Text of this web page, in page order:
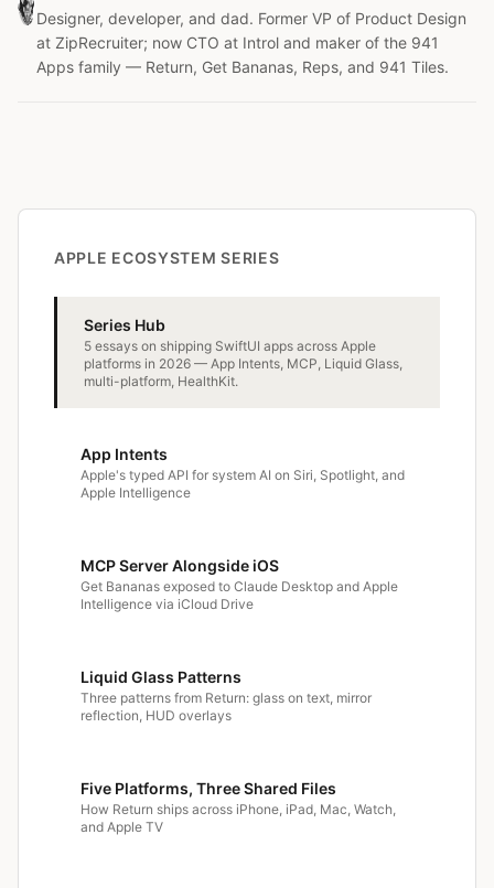
Designer, developer, and dad. Former VP of Product Design
at ZipRecruiter; now CTO at Introl and maker of the 941
Apps family — Return, Get Bananas, Reps, and 941 Tiles.
APPLE ECOSYSTEM SERIES
Series Hub
5 essays on shipping SwiftUI apps across Apple
platforms in 2026 — App Intents, MCP, Liquid Glass,
multi-platform, HealthKit.
App Intents
Apple's typed API for system AI on Siri, Spotlight, and
Apple Intelligence
MCP Server Alongside iOS
Get Bananas exposed to Claude Desktop and Apple
Intelligence via iCloud Drive
Liquid Glass Patterns
Three patterns from Return: glass on text, mirror
reflection, HUD overlays
Five Platforms, Three Shared Files
How Return ships across iPhone, iPad, Mac, Watch,
and Apple TV